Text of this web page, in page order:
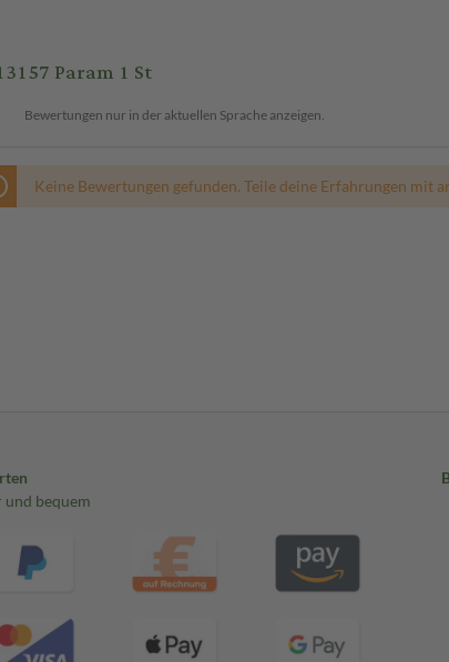
Param 1 St
Bewertungen nur in der aktuellen Sprache anzeigen.
Keine Bewertungen gefunden. Teile deine Erfahrungen mit
und bequem